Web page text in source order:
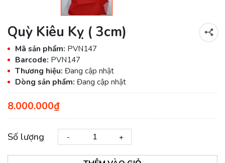
Quỳ Kiêu Kỵ ( 3cm)
Mã sản phẩm: PVN147
Barcode: PVN147
Thương hiệu: Đang cập nhật
Dòng sản phẩm: Đang cập nhật
8.000.000₫
Số lượng - +